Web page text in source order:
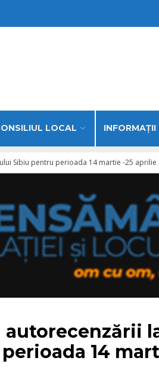
LOCAL INFORMAŢII
Sibiu pentru perioada 14 martie -25 aprilie
14